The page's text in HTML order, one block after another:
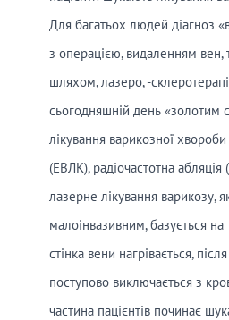
Для багатьох людей діагноз
з операцією, видаленням вен,
шляхом, лазеро, -
сьогодняшній день «золотим
лікування варикозної
(ЕВЛК), радіочастотна
лазерне лікування варикозу,
малоінвазивним, базується
стінка вени нагрівається,
поступово виключається з
частина пацієнтів починає